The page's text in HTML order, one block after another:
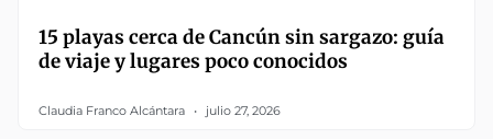
15 playas cerca de Cancún sin sargazo: guía
de viaje y lugares poco conocidos
Claudia Franco Alcántara julio 27, 2026